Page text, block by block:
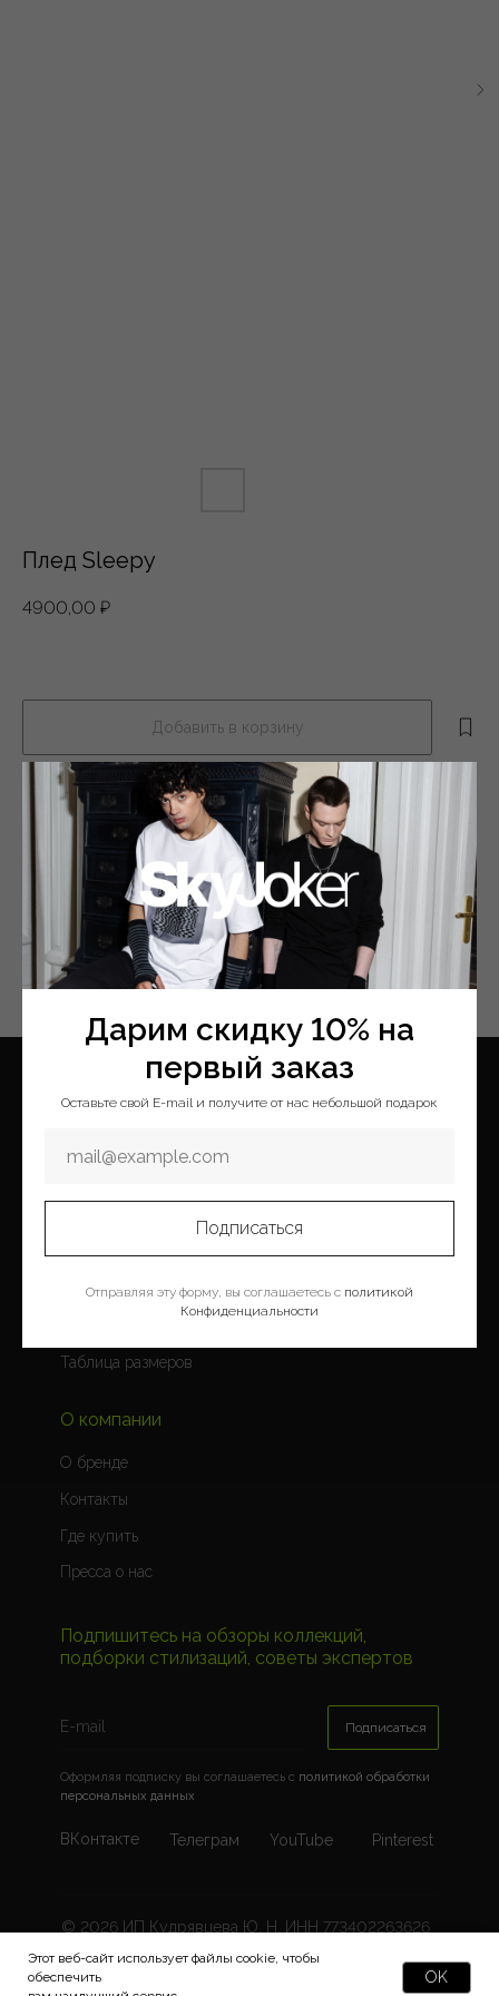
Дарим скидку 10% на
первый заказ
Оставьте свой E-mail и получите от нас небольшой подарок
Подписаться
Отправляя эту форму, вы соглашаетесь с политикой
Конфиденциальности
Плед Sleepy
4900,00 ₽
Добавить в корзину
Описание
Характеристики
Таблица размеров
Коллекции
Скидки
Программа лояльности
Обратная связь
О компании
Таблица размеров
О бренде
Контакты
Где купить
Пресса о нас
© 2026 ИП Кудрявцева Ю. Н. ИНН 773402263626
ОГРНИП 322774600419008
Подпишитесь на обзоры коллекций,
подборки стилизаций, советы экспертов
Оформляя подписку вы соглашаетесь c политикой обработки
персональных данных
ВКонтакте
Подписаться
Телеграм YouTube Pinterest
Этот веб-сайт использует файлы cookie, чтобы
обеспечить
OK